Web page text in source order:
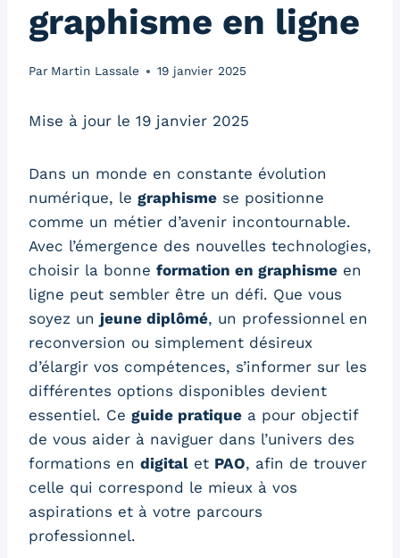
graphisme en ligne
Par Martin Lassale 19 janvier 2025
Mise à jour le 19 janvier 2025
Dans un monde en constante évolution
numérique, le graphisme se positionne
comme un métier d’avenir incontournable.
Avec l’émergence des nouvelles technologies,
choisir la bonne formation en graphisme en
ligne peut sembler être un défi. Que vous
soyez un jeune diplômé, un professionnel en
reconversion ou simplement désireux
d’élargir vos compétences, s’informer sur les
différentes options disponibles devient
essentiel. Ce guide pratique a pour objectif
de vous aider à naviguer dans l’univers des
formations en digital et PAO, afin de trouver
celle qui correspond le mieux à vos
aspirations et à votre parcours
professionnel.